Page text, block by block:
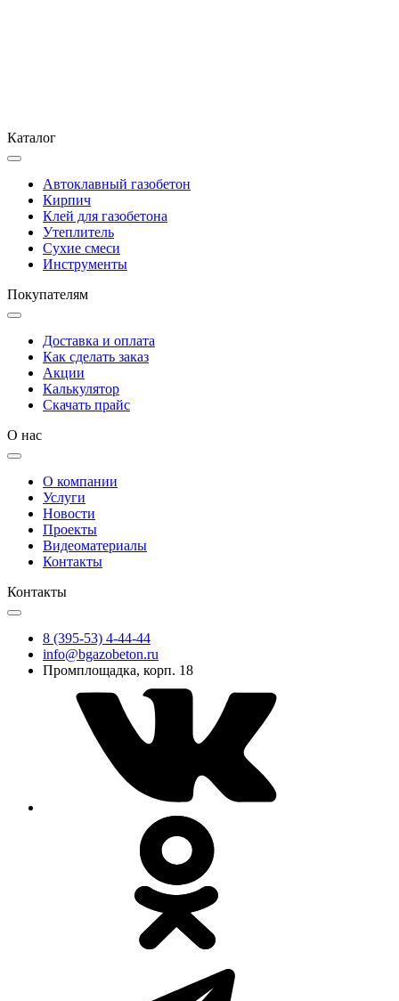
Каталог
Автоклавный газобетон
Кирпич
Клей для газобетона
Утеплитель
Сухие смеси
Инструменты
Покупателям
Доставка и оплата
Как сделать заказ
Акции
Калькулятор
Скачать прайс
О нас
О компании
Услуги
Новости
Проекты
Видеоматериалы
Контакты
Контакты
8 (395-53) 4-44-44
info@bgazobeton.ru
Промплощадка, корп. 18